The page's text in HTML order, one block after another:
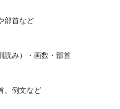
部首など
読み）・画数・部首
、例文など